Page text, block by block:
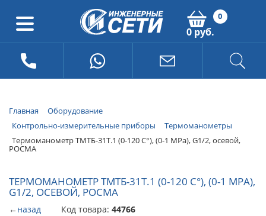
0
0 руб.
Главная
Оборудование
Контрольно-измерительные приборы
Термоманометры
Термоманометр ТМТБ-31Т.1 (0-120 С°), (0-1 МРа), G1/2, осевой,
РОСМА
ТЕРМОМАНОМЕТР ТМТБ-31Т.1 (0-120 С°), (0-1 МРА),
G1/2, ОСЕВОЙ, РОСМА
←назад Код товара: 44766